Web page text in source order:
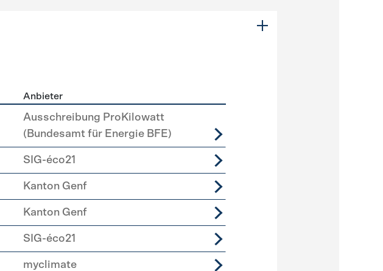
Anbieter
Ausschreibung ProKilowatt
(Bundesamt für Energie BFE)
SIG-éco21
Kanton Genf
Kanton Genf
SIG-éco21
myclimate